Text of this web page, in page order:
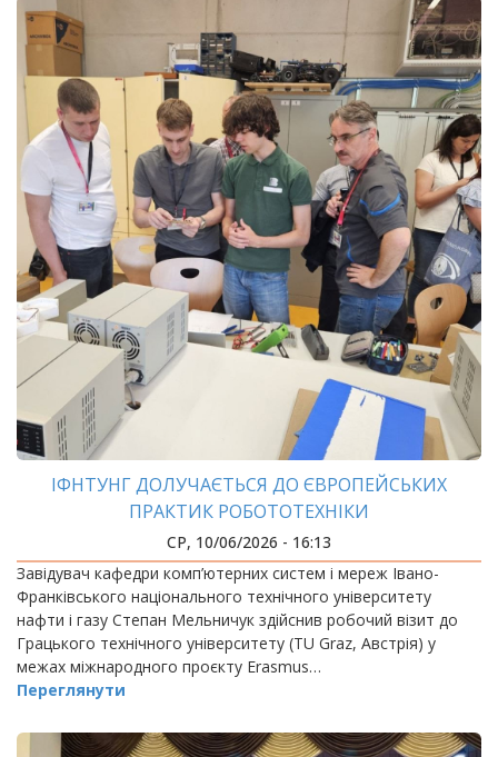
ІФНТУНГ ДОЛУЧАЄТЬСЯ ДО ЄВРОПЕЙСЬКИХ
ПРАКТИК РОБОТОТЕХНІКИ
СР, 10/06/2026 - 16:13
Завідувач кафедри комп’ютерних систем і мереж Івано-
Франківського національного технічного університету
нафти і газу Степан Мельничук здійснив робочий візит до
Грацького технічного університету (TU Graz, Австрія) у
межах міжнародного проєкту Erasmus…
Переглянути